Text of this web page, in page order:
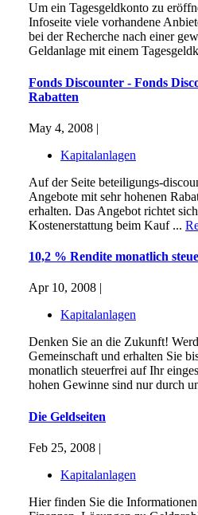
Um ein Tagesgeldkonto zu
Infoseite viele vorhandene
bei der Recherche nach einer
Geldanlage mit einem
Fonds Discounter - Fonds
Rabatten
May 4, 2008 |
Kapitalanlagen
Auf der Seite beteiligungs-
Angebote mit sehr hohenen
erhalten. Das Angebot richtet
Kostenerstattung beim Kauf ...
10,2 % Rendite monatlich
Apr 10, 2008 |
Kapitalanlagen
Denken Sie an die Zukunft!
Gemeinschaft und erhalten Sie
monatlich steuerfrei auf Ihr
hohen Gewinne sind nur durch
Die Geldseiten
Feb 25, 2008 |
Kapitalanlagen
Hier finden Sie die